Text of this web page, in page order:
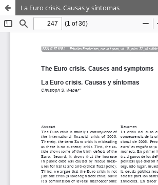
La Euro crisis. Causas y síntomas